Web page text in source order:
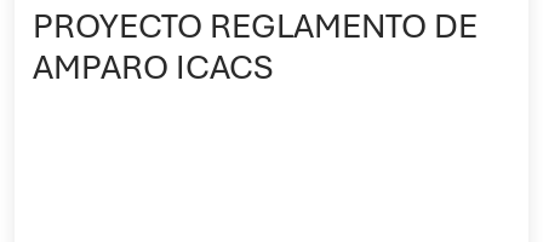
PROYECTO REGLAMENTO DE
AMPARO ICACS